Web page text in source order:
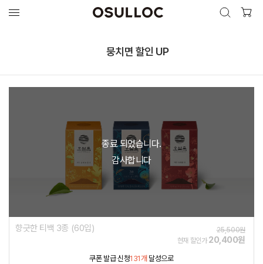
검색 열기
인기 검색어 최근 검색어
뭉치면 할인 UP
종료 되었습니다.
감사합니다
향긋한 티백 3종 (60입)
25,500원
현재 할인가20,400원
쿠폰 발급 신청131개 달성으로